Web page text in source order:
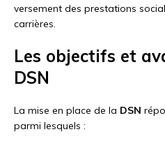
versement des prestations
carrières.
Les objectifs et
DSN
La mise en place de la DSN
parmi lesquels :